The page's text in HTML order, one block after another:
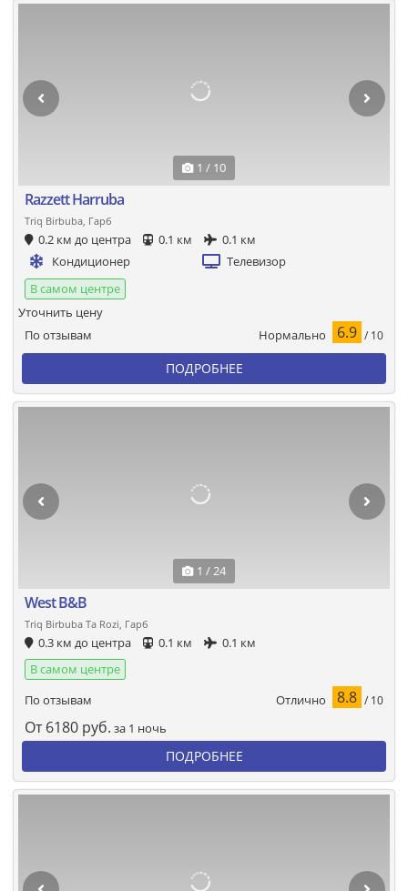
1 / 10
Razzett Harruba
Triq Birbuba, Гарб
0.2 км до центра 0.1 км
0.1 км
Кондиционер
Телевизор
В самом центре
По отзывам Нормально 6.9 / 10
Уточнить цену
ПОДРОБНЕЕ
1 / 24
West B&B
Triq Birbuba Ta Rozi, Гарб
0.3 км до центра 0.1 км
0.1 км
В самом центре
По отзывам
Отлично 8.8 / 10
От 6180 руб. за 1 ночь
ПОДРОБНЕЕ